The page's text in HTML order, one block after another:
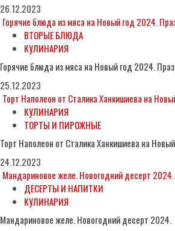
26.12.2023
Горячие блюда из мяса на Новый год 2024.
ВТОРЫЕ БЛЮДА
КУЛИНАРИЯ
Горячие блюда из мяса на Новый год 2024.
25.12.2023
Торт Наполеон от Сталика Ханкишиева на
КУЛИНАРИЯ
ТОРТЫ И ПИРОЖНЫЕ
Торт Наполеон от Сталика Ханкишиева на
24.12.2023
Мандариновое желе. Новогодний десерт 2024.
ДЕСЕРТЫ И НАПИТКИ
КУЛИНАРИЯ
Мандариновое желе. Новогодний десерт 2024.